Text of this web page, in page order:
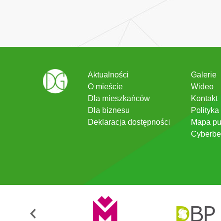
Aktualności
O mieście
Dla mieszkańców
Dla biznesu
Deklaracja dostępności
Galerie
Wideo
Kontakt
Mapa